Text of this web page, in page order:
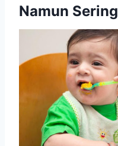
Namun Sering